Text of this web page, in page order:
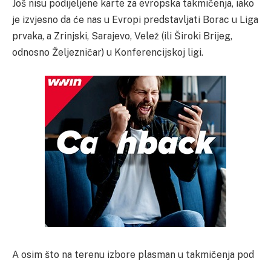
Još nisu podijeljene karte za evropska takmičenja, iako
je izvjesno da će nas u Evropi predstavljati Borac u Liga
prvaka, a Zrinjski, Sarajevo, Velež (ili Široki Brijeg,
odnosno Željezničar) u Konferencijskoj ligi.
A osim što na terenu izbore plasman u takmičenja pod